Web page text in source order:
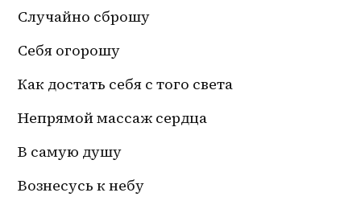
Случайно сброшу
Себя огорошу
Как достать себя с того света
Непрямой массаж сердца
В самую душу
Вознесусь к небу